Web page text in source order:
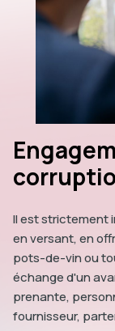
Il est strictement
en versant, en
pots-de-vin ou
échange d'un
prenante,
fournisseur,